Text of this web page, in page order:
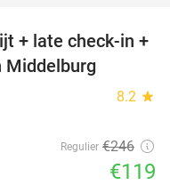
52%
+ late check-in +
Middelburg
8.2 star
Regulier €246
€119